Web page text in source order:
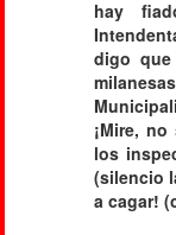
hay
digo
¡Mire,
los
(silencio
a cagar!